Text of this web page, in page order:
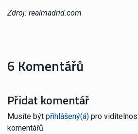
Zdroj: realmadrid.com
6 Komentářů
Přidat komentář
Musíte být přihlášený(á) pro
komentářů.